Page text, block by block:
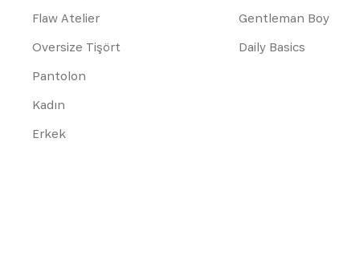
Flaw Atelier
Oversize Tişört
Pantolon
Kadın
Erkek
Gentleman Boy
Daily Basics